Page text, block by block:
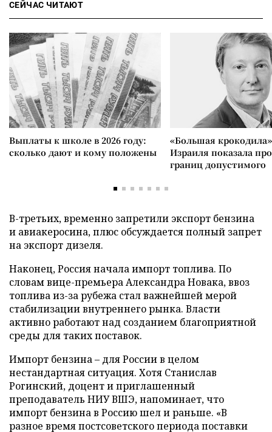
СЕЙЧАС ЧИТАЮТ
Выплаты к школе в 2026 году:
сколько дают и кому положены
«Большая
Израиля показала
границ допустимого
В-третьих, временно запретили экспорт бензина
и авиакеросина, плюс обсуждается полный запрет
на экспорт дизеля.
Наконец, Россия начала импорт топлива. По
словам вице-премьера Александра Новака, ввоз
топлива из-за рубежа стал важнейшей мерой
стабилизации внутреннего рынка. Власти
активно работают над созданием благоприятной
среды для таких поставок.
Импорт бензина – для России в целом
нестандартная ситуация. Хотя Станислав
Рогинский, доцент и приглашенный
преподаватель НИУ ВШЭ, напоминает, что
импорт бензина в Россию шел и раньше. «В
разное время постсоветского периода поставки